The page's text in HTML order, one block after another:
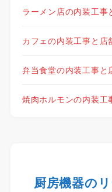
ラーメン店の内装工事
カフェの内装工事と店
弁当食堂の内装工事と
焼肉ホルモンの内装工
厨房機器の